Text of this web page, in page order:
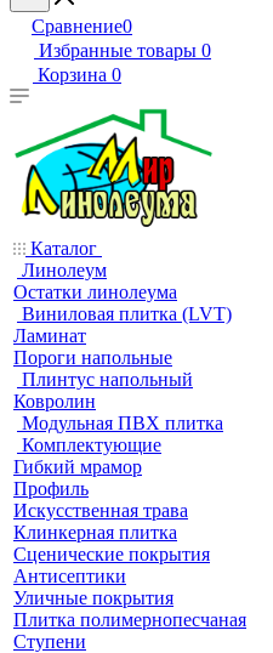
Сравнение0
Избранные товары 0
Корзина 0
Каталог
Линолеум
Остатки линолеума
Виниловая плитка (LVT)
Ламинат
Пороги напольные
Плинтус напольный
Ковролин
Модульная ПВХ плитка
Комплектующие
Гибкий мрамор
Профиль
Искусственная трава
Клинкерная плитка
Сценические покрытия
Антисептики
Уличные покрытия
Плитка полимернопесчаная
Ступени